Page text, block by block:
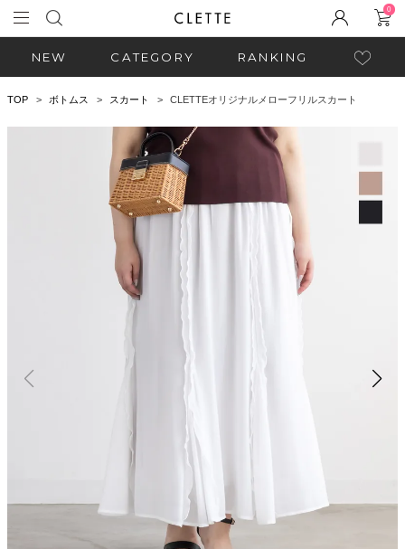
0
NEW CATEGORY RANKING
TOP ボトムス スカート CLETTEオリジナルメローフリルスカート